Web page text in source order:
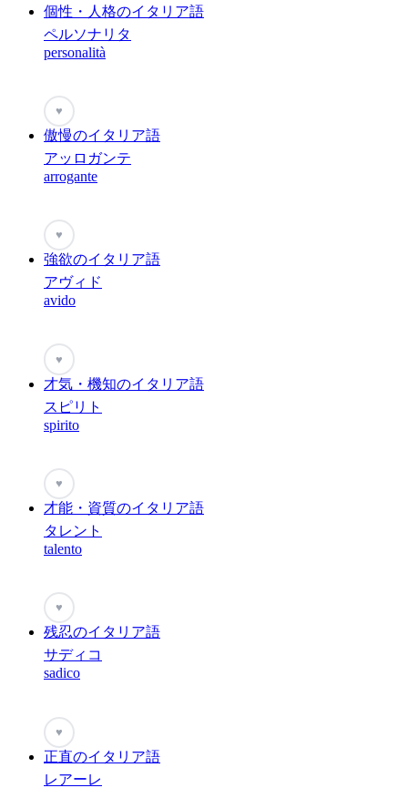
個性・人格のイタリア語
ペルソナリタ
personalità
♥
傲慢のイタリア語
アッロガンテ
arrogante
♥
強欲のイタリア語
アヴィド
avido
♥
才気・機知のイタリア語
スピリト
spirito
♥
才能・資質のイタリア語
タレント
talento
♥
残忍のイタリア語
サディコ
sadico
♥
正直のイタリア語
レアーレ